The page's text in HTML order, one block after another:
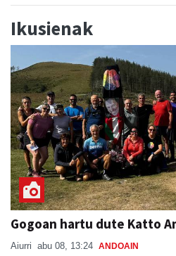
Ikusienak
Gogoan hartu dute Katto
Aiurri abu 08, 13:24 ANDOAIN